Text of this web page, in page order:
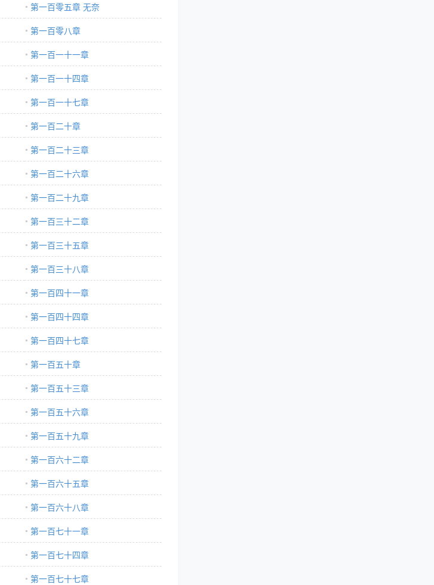
第一百零五章 无奈
第一百零八章
第一百一十一章
第一百一十四章
第一百一十七章
第一百二十章
第一百二十三章
第一百二十六章
第一百二十九章
第一百三十二章
第一百三十五章
第一百三十八章
第一百四十一章
第一百四十四章
第一百四十七章
第一百五十章
第一百五十三章
第一百五十六章
第一百五十九章
第一百六十二章
第一百六十五章
第一百六十八章
第一百七十一章
第一百七十四章
第一百七十七章